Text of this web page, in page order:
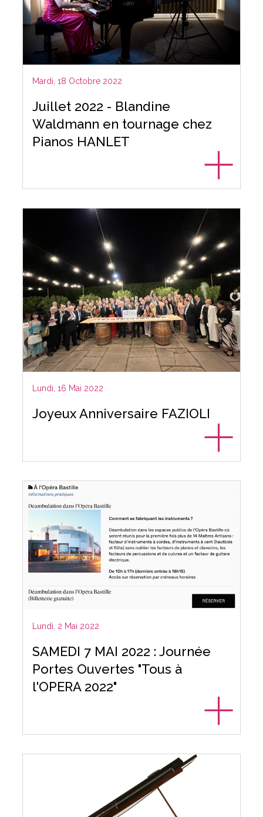
Mardi, 18 Octobre 2022
Juillet 2022 - Blandine
Waldmann en tournage chez
Pianos HANLET
Lundi, 16 Mai 2022
Joyeux Anniversaire FAZIOLI
Lundi, 2 Mai 2022
SAMEDI 7 MAI 2022 : Journée
Portes Ouvertes "Tous à
l'OPERA 2022"